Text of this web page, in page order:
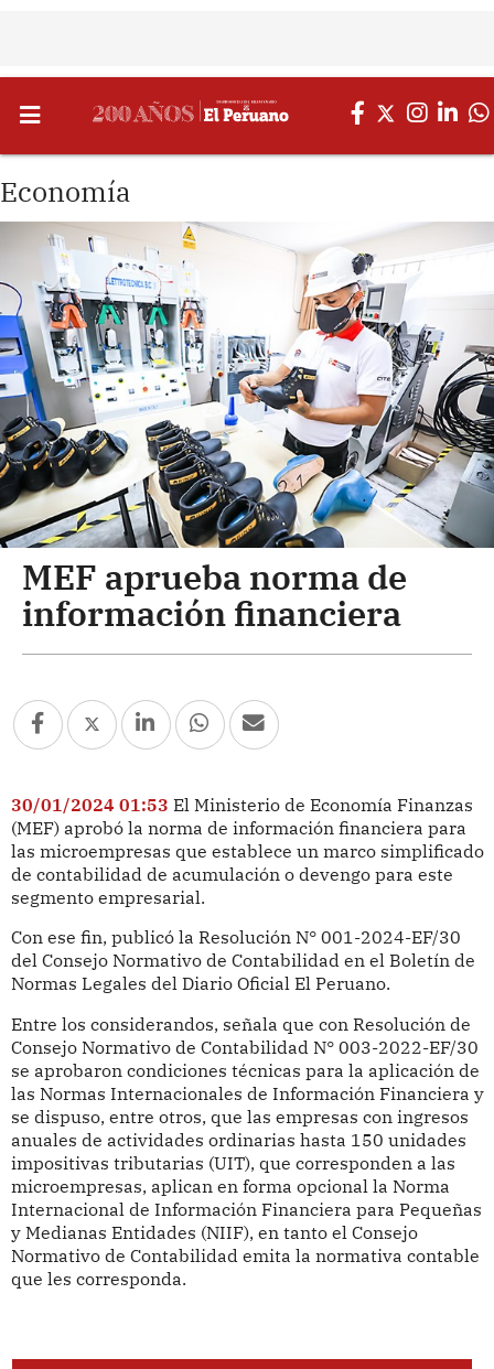
Economía
MEF aprueba norma de
información financiera
30/01/2024 01:53 El Ministerio de Economía Finanzas
(MEF) aprobó la norma de información financiera para
las microempresas que establece un marco simplificado
de contabilidad de acumulación o devengo para este
segmento empresarial.
Con ese fin, publicó la Resolución N° 001-2024-EF/30
del Consejo Normativo de Contabilidad en el Boletín de
Normas Legales del Diario Oficial El Peruano.
Entre los considerandos, señala que con Resolución de
Consejo Normativo de Contabilidad N° 003-2022-EF/30
se aprobaron condiciones técnicas para la aplicación de
las Normas Internacionales de Información Financiera y
se dispuso, entre otros, que las empresas con ingresos
anuales de actividades ordinarias hasta 150 unidades
impositivas tributarias (UIT), que corresponden a las
microempresas, aplican en forma opcional la Norma
Internacional de Información Financiera para Pequeñas
y Medianas Entidades (NIIF), en tanto el Consejo
Normativo de Contabilidad emita la normativa contable
que les corresponda.